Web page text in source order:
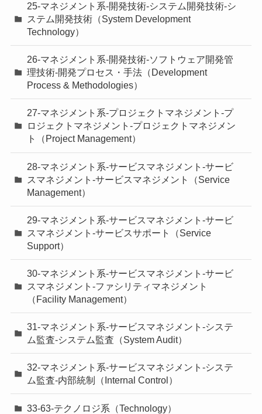
25-マネジメント系-開発技術-システム開発技術-シ
ステム開発技術（System Development
Technology）
26-マネジメント系-開発技術-ソフトウェア開発管
理技術-開発プロセス・手法（Development
Process & Methodologies）
27-マネジメント系-プロジェクトマネジメント-プ
ロジェクトマネジメント-プロジェクトマネジメン
ト（Project Management）
28-マネジメント系-サービスマネジメント-サービ
スマネジメント-サービスマネジメント（Service
Management）
29-マネジメント系-サービスマネジメント-サービ
スマネジメント-サービスサポート（Service
Support）
30-マネジメント系-サービスマネジメント-サービ
スマネジメント-ファシリティマネジメント
（Facility Management）
31-マネジメント系-サービスマネジメント-システ
ム監査-システム監査（System Audit）
32-マネジメント系-サービスマネジメント-システ
ム監査-内部統制（Internal Control）
33-63-テクノロジ系（Technology）